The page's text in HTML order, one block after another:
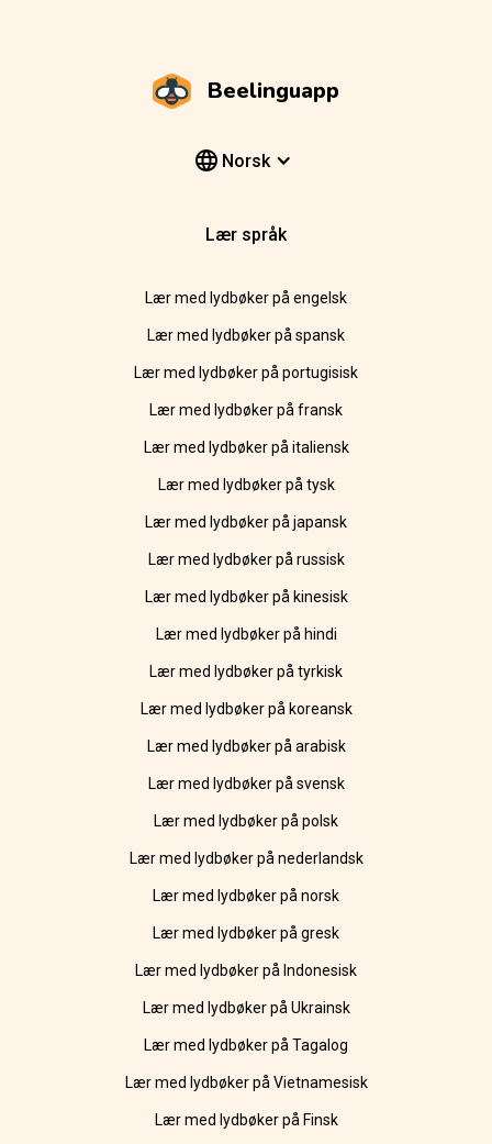
Beelinguapp
Norsk
Lær språk
Lær med lydbøker på engelsk
Lær med lydbøker på spansk
Lær med lydbøker på portugisisk
Lær med lydbøker på fransk
Lær med lydbøker på italiensk
Lær med lydbøker på tysk
Lær med lydbøker på japansk
Lær med lydbøker på russisk
Lær med lydbøker på kinesisk
Lær med lydbøker på hindi
Lær med lydbøker på tyrkisk
Lær med lydbøker på koreansk
Lær med lydbøker på arabisk
Lær med lydbøker på svensk
Lær med lydbøker på polsk
Lær med lydbøker på nederlandsk
Lær med lydbøker på norsk
Lær med lydbøker på gresk
Lær med lydbøker på Indonesisk
Lær med lydbøker på Ukrainsk
Lær med lydbøker på Tagalog
Lær med lydbøker på Vietnamesisk
Lær med lydbøker på Finsk